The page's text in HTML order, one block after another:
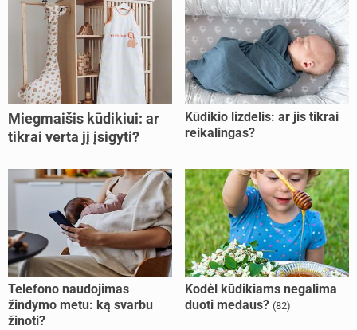
Miegmaišis kūdikiui: ar
tikrai verta jį įsigyti?
Kūdikio lizdelis: ar jis tikrai
reikalingas?
Telefono naudojimas
žindymo metu: ką svarbu
žinoti?
Kodėl kūdikiams negalima
duoti medaus? (82)